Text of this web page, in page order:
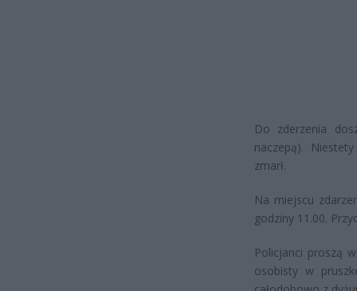
Do zderzenia
naczepą).
zmarł.
Na miejscu
godziny 11.00.
Policjanci proszą
osobisty w